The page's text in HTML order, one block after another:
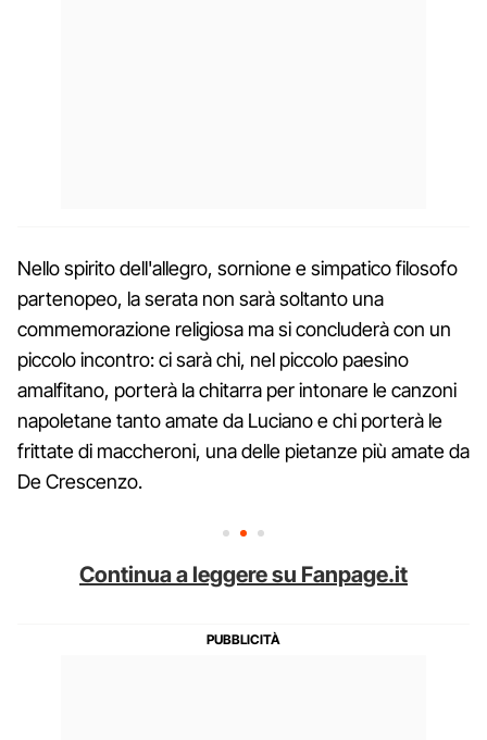
Nello spirito dell'allegro, sornione e simpatico filosofo
partenopeo, la serata non sarà soltanto una
commemorazione religiosa ma si concluderà con un
piccolo incontro: ci sarà chi, nel piccolo paesino
amalfitano, porterà la chitarra per intonare le canzoni
napoletane tanto amate da Luciano e chi porterà le
frittate di maccheroni, una delle pietanze più amate da
De Crescenzo.
Continua a leggere su Fanpage.it